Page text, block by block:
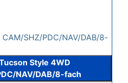
Style 4WD
NAV/DAB/8-fach